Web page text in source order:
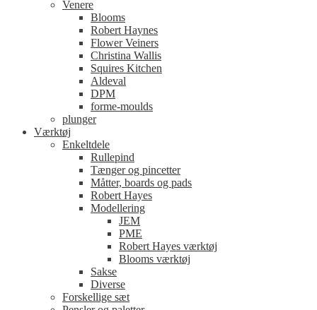
Venere
Blooms
Robert Haynes
Flower Veiners
Christina Wallis
Squires Kitchen
Aldeval
DPM
forme-moulds
plunger
Værktøj
Enkeltdele
Rullepind
Tænger og pincetter
Måtter, boards og pads
Robert Hayes
Modellering
JEM
PME
Robert Hayes værktøj
Blooms værktøj
Sakse
Diverse
Forskellige sæt